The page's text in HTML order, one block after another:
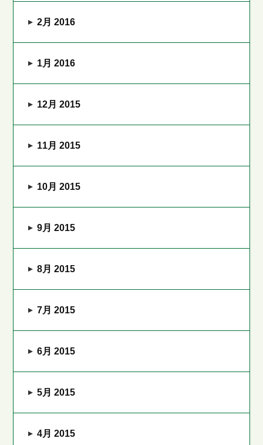
2月 2016
1月 2016
12月 2015
11月 2015
10月 2015
9月 2015
8月 2015
7月 2015
6月 2015
5月 2015
4月 2015